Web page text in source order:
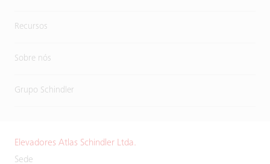
Recursos
Sobre nós
Grupo Schindler
Elevadores Atlas Schindler Ltda.
Sede